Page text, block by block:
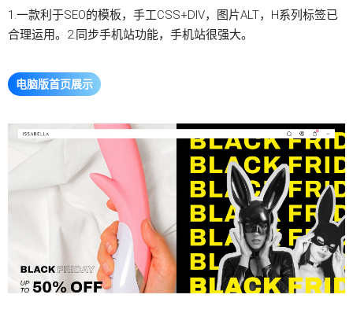
1.一款利于SEO的模板，手工CSS+DIV，图片ALT，H系列标签已
合理运用。2.同步手机站功能，手机站很强大。
电脑版首页展示